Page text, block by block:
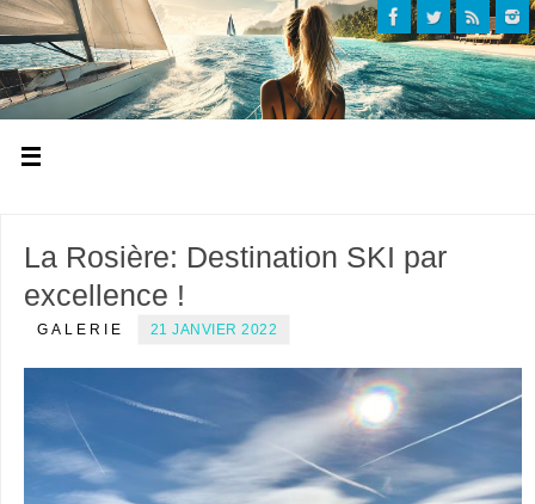
La Rosière: Destination SKI par
excellence !
GALERIE 21 JANVIER 2022